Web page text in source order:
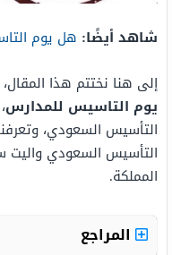
شاهد أيضًا: هل يوم التاسيس 22
إلى هنا نختتم هذا
يوم التاسيس للمدارس
التأسيس السعودي،
التأسيس السعودي واليت
المملكة.
المراجع